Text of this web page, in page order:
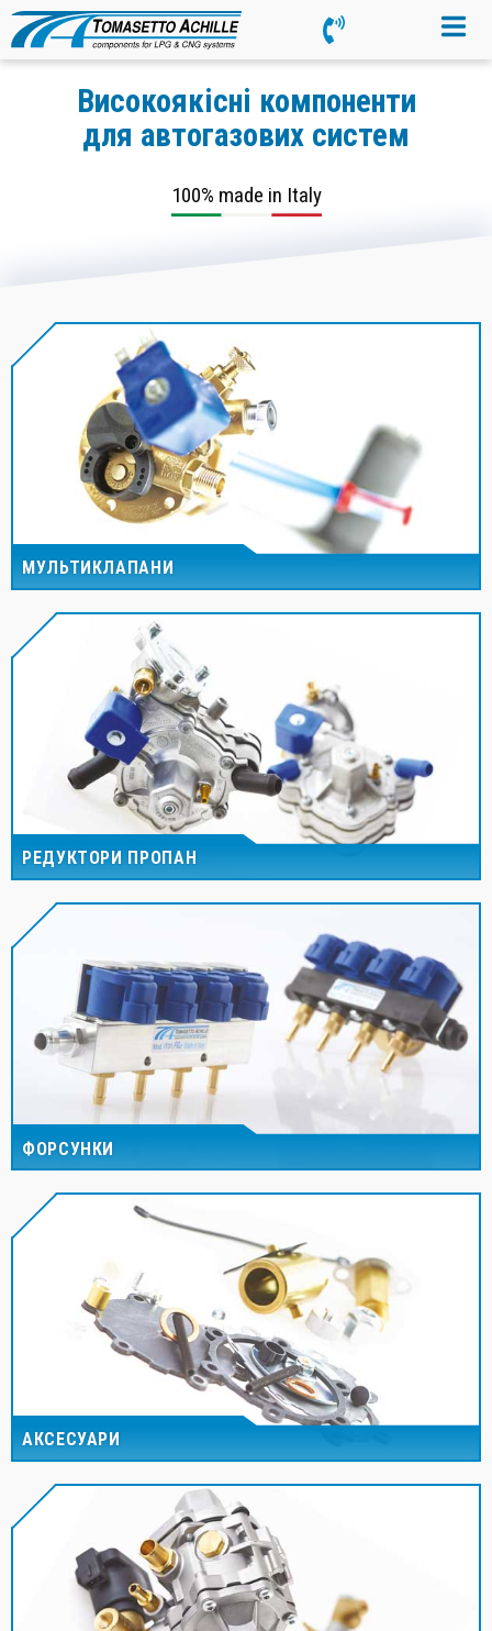
Високоякісні компоненти
для автогазових систем
100% made in Italy
МУЛЬТИКЛАПАНИ
РЕДУКТОРИ ПРОПАН
ФОРСУНКИ
АКСЕСУАРИ